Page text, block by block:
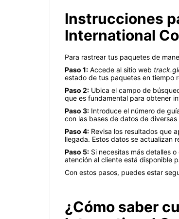
Instrucciones
International
Para rastrear tus paquetes de
Paso 1: Accede al sitio web
estado de tus paquetes en tiempo
Paso 2: Ubica el campo de
que es fundamental para obtener
Paso 3: Introduce el número de
con las bases de datos de
Paso 4: Revisa los resultados que
llegada. Estos datos se actualizan
Paso 5: Si necesitas más detalles
atención al cliente está disponible
Con estos pasos, puedes estar
¿Cómo saber